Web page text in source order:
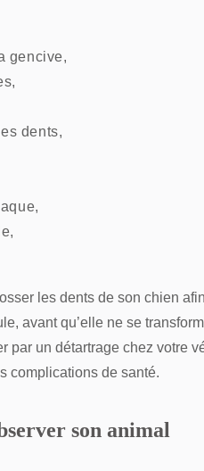
gencive,
dents,
les dents de son chien
avant qu’elle ne se
par un détartrage chez votre
complications de santé.
son animal